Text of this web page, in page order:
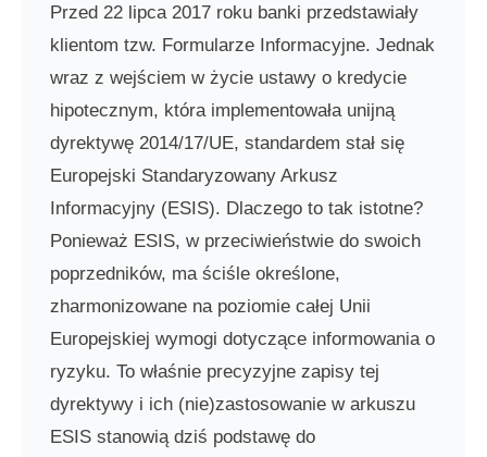
Przed 22 lipca 2017 roku banki przedstawiały
klientom tzw. Formularze Informacyjne. Jednak
wraz z wejściem w życie ustawy o kredycie
hipotecznym, która implementowała unijną
dyrektywę 2014/17/UE, standardem stał się
Europejski Standaryzowany Arkusz
Informacyjny (ESIS). Dlaczego to tak istotne?
Ponieważ ESIS, w przeciwieństwie do swoich
poprzedników, ma ściśle określone,
zharmonizowane na poziomie całej Unii
Europejskiej wymogi dotyczące informowania o
ryzyku. To właśnie precyzyjne zapisy tej
dyrektywy i ich (nie)zastosowanie w arkuszu
ESIS stanowią dziś podstawę do